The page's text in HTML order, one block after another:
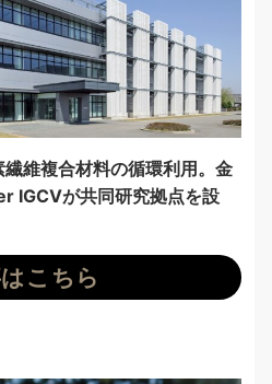
維複合材料の循環利用。金
IGCVが共同研究拠点を設
こちら